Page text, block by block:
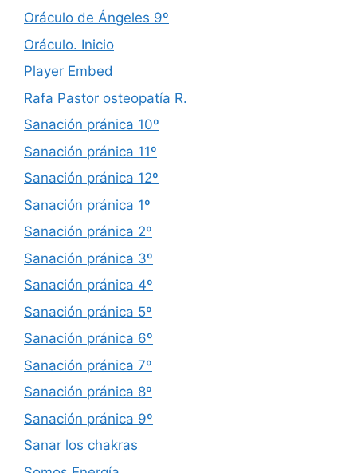
Oráculo de Ángeles 9º
Oráculo. Inicio
Player Embed
Rafa Pastor osteopatía R.
Sanación pránica 10º
Sanación pránica 11º
Sanación pránica 12º
Sanación pránica 1º
Sanación pránica 2º
Sanación pránica 3º
Sanación pránica 4º
Sanación pránica 5º
Sanación pránica 6º
Sanación pránica 7º
Sanación pránica 8º
Sanación pránica 9º
Sanar los chakras